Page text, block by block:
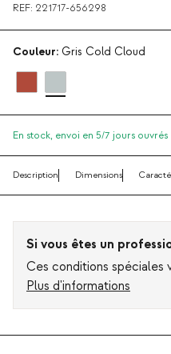
REF: 221717-656298
Couleur: Gris Cold Cloud
En stock, envoi en 5/7 jours ouvrés
Description Dimensions
Si vous êtes un
Ces conditions spéciales
Plus d'informations